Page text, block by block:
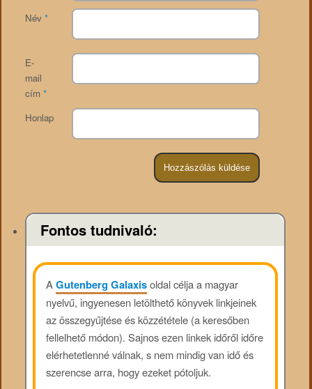
Név *
E-
mail
cím *
Honlap
Fontos tudnivaló:
AGutenberg Galaxisoldal célja a magyar
nyelvű, ingyenesen letölthető könyvek linkjeinek
az összegyűjtése és közzététele (a keresőben
fellelhető módon). Sajnos ezen linkek időről időre
elérhetetlenné válnak, s nem mindig van idő és
szerencse arra, hogy ezeket pótoljuk.